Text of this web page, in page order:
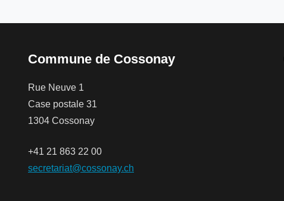
Commune de Cossonay
Rue Neuve 1
Case postale 31
1304 Cossonay
+41 21 863 22 00
secretariat@cossonay.ch